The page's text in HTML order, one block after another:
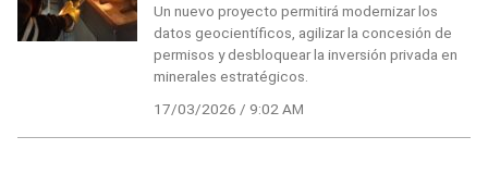
Un nuevo proyecto permitirá modernizar los
datos geocientíficos, agilizar la concesión de
permisos y desbloquear la inversión privada en
minerales estratégicos.
17/03/2026 / 9:02 AM